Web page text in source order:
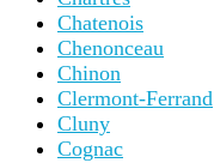
Chatenois
Chenonceau
Chinon
Clermont-Ferrand
Cluny
Cognac